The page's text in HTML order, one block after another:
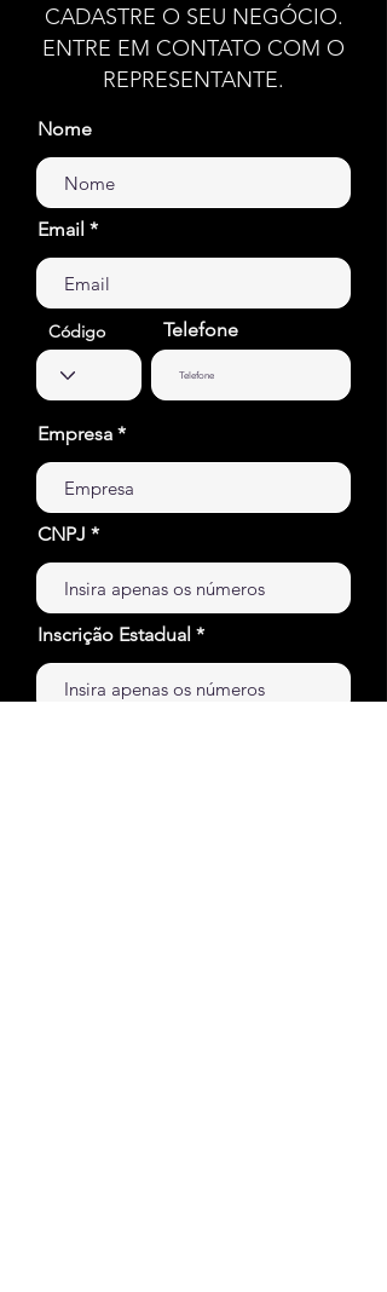
âmbar cinzento, almíscar e
sândalo.
Família Olfativa:
CADASTRE O SEU NEGÓCIO.
ENTRE EM CONTATO COM O
REPRESENTANTE.
Nome
Email
Código Telefone
Empresa
CNPJ
Inscrição Estadual